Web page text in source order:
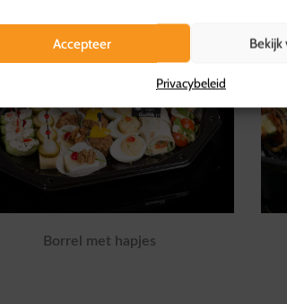
Accepteer Bekijk
Privacybeleid
Borrel met hapjes